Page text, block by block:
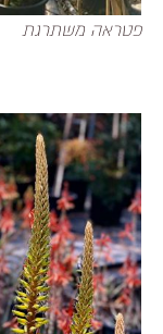
פטראה משתרגת